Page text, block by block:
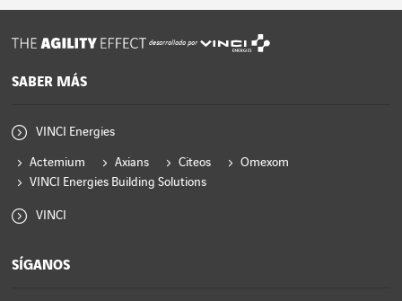
desarrollado por
SABER MÁS
VINCI Energies
Actemium Axians Citeos
Omexom
VINCI Energies Building Solutions
VINCI
SÍGANOS